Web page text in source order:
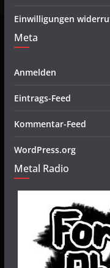
Einwilligungen
Meta
Anmelden
Eintrags-Feed
Kommentar-Feed
WordPress.org
Metal Radio